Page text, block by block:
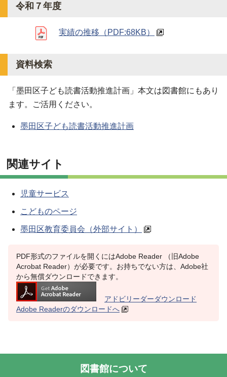
令和７年度
実績の推移 （PDF:68KB）
資料検索
「墨田区子ども読書活動推進計画」本文は図書館にもあり
ます。ご活用ください。
墨田区子ども読書活動推進計画
関連サイト
児童サービス
こどものページ
墨田区教育委員会（外部サイト）
PDF形式のファイルを開くにはAdobe Reader （旧Adobe
Acrobat Reader）が必要です。お持ちでない方は、Adobe社
から無償ダウンロードできます。
アドビリーダーダウンロード
Adobe Readerのダウンロードへ
図書館について